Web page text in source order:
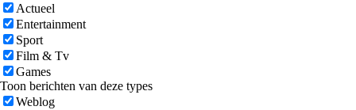
Actueel
Entertainment
Sport
Film & Tv
Games
Toon berichten van deze types
Weblog